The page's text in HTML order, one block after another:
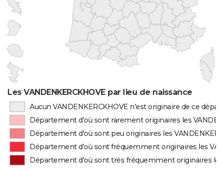
Les VANDENKERCKHOVE par lieu de naissance
Aucun VANDENKERCKHOVE n'est originaire de ce
Département d'où sont rarement originaires les
Département d'où sont peu originaires les
Département d'où sont fréquemment originaires les
Département d'où sont très fréquemment originaires